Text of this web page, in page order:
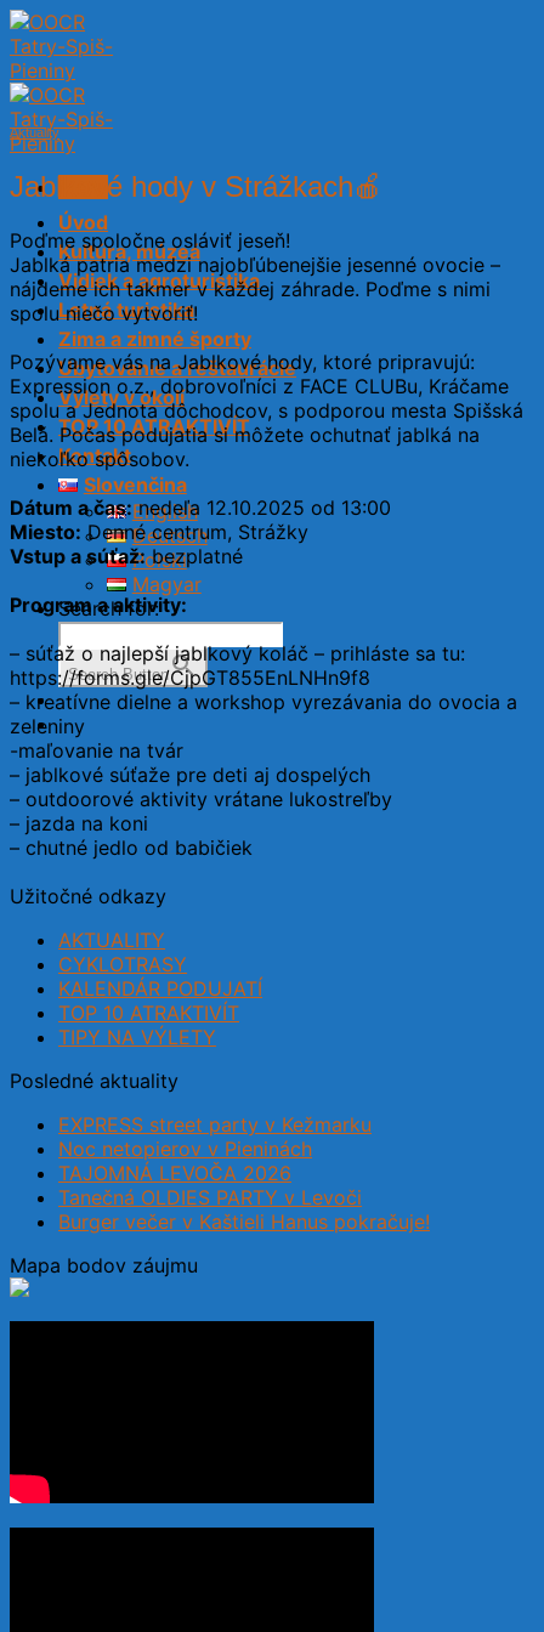
Skip
to
content
Úvod
Kultúra, múzeá
Vidiek a agroturistika
Letná turistika
Zima a zimné športy
Ubytovanie a reštaurácie
Výlety v okolí
TOP 10 ATRAKTIVÍT
Kontakt
Slovenčina
English
Deutsch
Polski
Magyar
Search for:
Search Button
Aktuality
Jablkové hody v Strážkach🍎
Poďme spoločne osláviť jeseň!
Jablká patria medzi najobľúbenejšie jesenné ovocie –
nájdeme ich takmer v každej záhrade. Poďme s nimi
spolu niečo vytvoriť!
Pozývame vás na Jablkové hody, ktoré pripravujú:
Expression o.z., dobrovoľníci z FACE CLUBu, Kráčame
spolu a Jednota dôchodcov, s podporou mesta Spišská
Belá. Počas podujatia si môžete ochutnať jablká na
niekoľko spôsobov.
Dátum a čas:nedeľa 12.10.2025 od 13:00
Miesto: Denné centrum, Strážky
Vstup a súťaž:bezplatné
Program a aktivity:
– súťaž o najlepší jablkový koláč – prihláste sa tu:
https://forms.gle/CjpGT855EnLNHn9f8
– kreatívne dielne a workshop vyrezávania do ovocia a
zeleniny
-maľovanie na tvár
– jablkové súťaže pre deti aj dospelých
– outdoorové aktivity vrátane lukostreľby
– jazda na koni
– chutné jedlo od babičiek
Užitočné odkazy
AKTUALITY
CYKLOTRASY
KALENDÁR PODUJATÍ
TOP 10 ATRAKTIVÍT
TIPY NA VÝLETY
Posledné aktuality
EXPRESS street party v Kežmarku
Noc netopierov v Pieninách
TAJOMNÁ LEVOČA 2026
Tanečná OLDIES PARTY v Levoči
Burger večer v Kaštieli Hanus pokračuje!
Mapa bodov záujmu